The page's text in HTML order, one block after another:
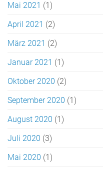
Mai 2021 (1)
April 2021 (2)
März 2021 (2)
Januar 2021 (1)
Oktober 2020 (2)
September 2020 (1)
August 2020 (1)
Juli 2020 (3)
Mai 2020 (1)